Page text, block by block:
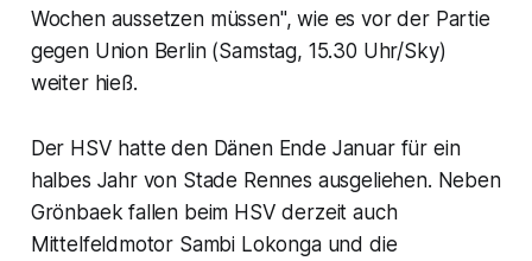
Wochen aussetzen müssen", wie es vor der Partie
gegen Union Berlin (Samstag, 15.30 Uhr/Sky)
weiter hieß.
Der HSV hatte den Dänen Ende Januar für ein
halbes Jahr von Stade Rennes ausgeliehen. Neben
Grönbaek fallen beim HSV derzeit auch
Mittelfeldmotor Sambi Lokonga und die